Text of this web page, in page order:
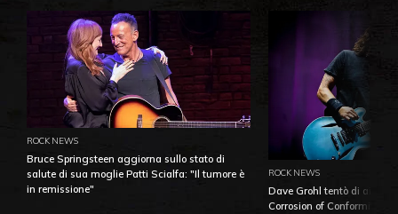
ROCK NEWS
Bruce Springsteen aggiorna sullo stato di
salute di sua moglie Patti Scialfa: "Il tumore è
in remissione"
ROCK NEWS
Dave Grohl tentò di
Corrosion of Conformity